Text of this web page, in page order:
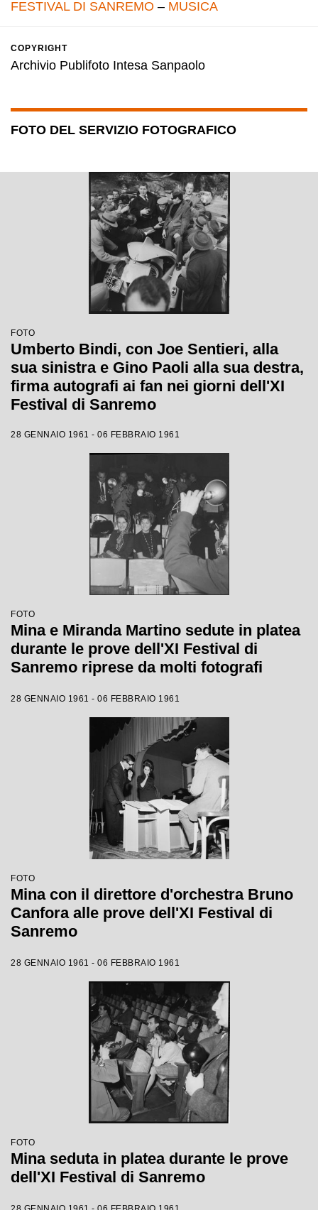
FESTIVAL DI SANREMO – MUSICA
COPYRIGHT
Archivio Publifoto Intesa Sanpaolo
FOTO DEL SERVIZIO FOTOGRAFICO
FOTO
Umberto Bindi, con Joe Sentieri, alla
sua sinistra e Gino Paoli alla sua destra,
firma autografi ai fan nei giorni dell'XI
Festival di Sanremo
28 GENNAIO 1961 - 06 FEBBRAIO 1961
FOTO
Mina e Miranda Martino sedute in platea
durante le prove dell'XI Festival di
Sanremo riprese da molti fotografi
28 GENNAIO 1961 - 06 FEBBRAIO 1961
FOTO
Mina con il direttore d'orchestra Bruno
Canfora alle prove dell'XI Festival di
Sanremo
28 GENNAIO 1961 - 06 FEBBRAIO 1961
FOTO
Mina seduta in platea durante le prove
dell'XI Festival di Sanremo